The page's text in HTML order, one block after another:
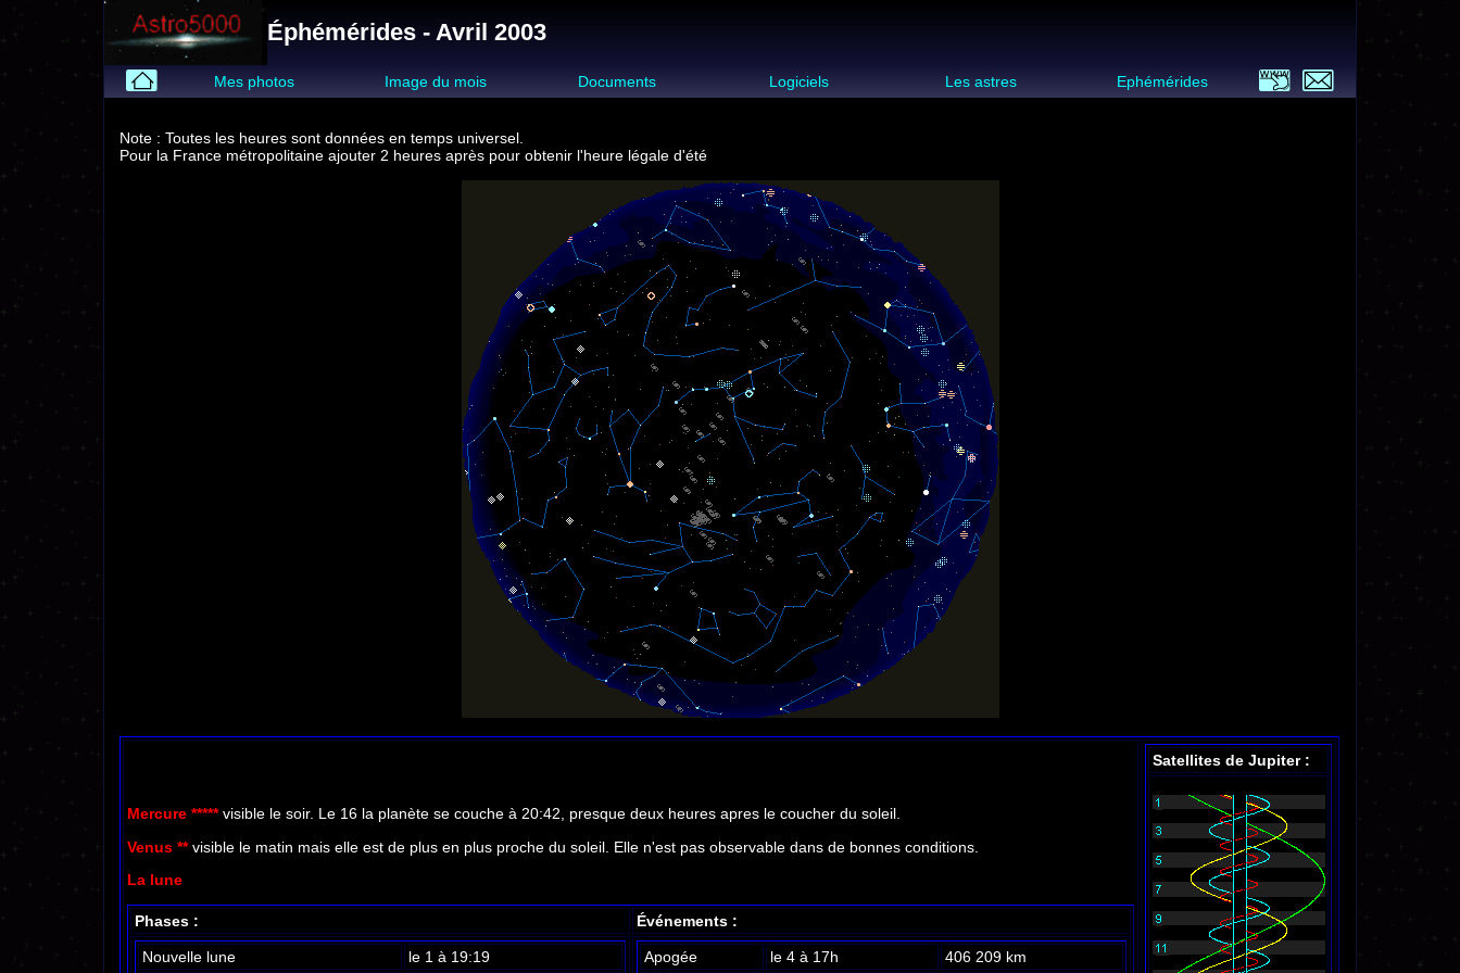
Éphémérides - Avril 2003
Mes photos Image du mois Documents Logiciels Les astres Ephémérides
Note : Toutes les heures sont données en temps universel.
Pour la France métropolitaine ajouter 2 heures après pour obtenir l'heure légale d'été
Mercure *****visible le soir. Le 16 la planète se couche à 20:42, presque deux heures apres le coucher du soleil.
Venus **visible le matin mais elle est de plus en plus proche du soleil. Elle n'est pas observable dans de bonnes conditions.
La lune
Phases : Événements :
Nouvelle lune le 1 à 19:19 Apogée le 4 à 17h 406 209 km
Satellites de Jupiter :